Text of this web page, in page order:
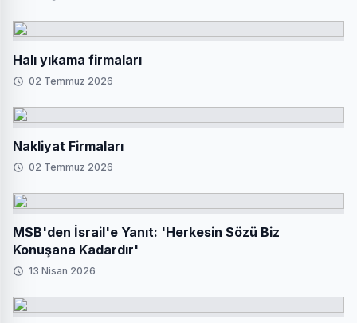
Halı yıkama firmaları
02 Temmuz 2026
Nakliyat Firmaları
02 Temmuz 2026
MSB'den İsrail'e Yanıt: 'Herkesin Sözü Biz
Konuşana Kadardır'
13 Nisan 2026